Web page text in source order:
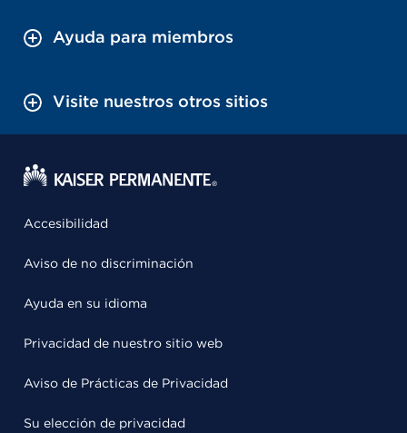
Ayuda para miembros
Visite nuestros otros sitios
Accesibilidad
Aviso de no discriminación
Ayuda en su idioma
Privacidad de nuestro sitio web
Aviso de Prácticas de Privacidad
Su elección de privacidad